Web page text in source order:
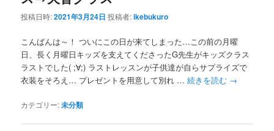
投稿日時:2021年3月24日 投稿者:ikebukuro
こんばんは～！ ついにこの日が来てしまった…この前の月曜
日、長く月曜日キッズを支えてくださったG先生がキッズクラス
ラストでした( ;∀;) ラストレッスンが子供達が自らサプライズで
衣装をそろえ… プレゼントを用意して別れ …続きを読む →
カテゴリー:未分類